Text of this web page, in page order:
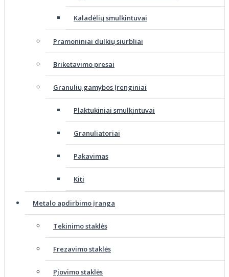
Kaladėlių smulkintuvai
Pramoniniai dulkių siurbliai
Briketavimo presai
Granulių gamybos įrenginiai
Plaktukiniai smulkintuvai
Granuliatoriai
Pakavimas
Kiti
Metalo apdirbimo įranga
Tekinimo staklės
Frezavimo staklės
Pjovimo staklės